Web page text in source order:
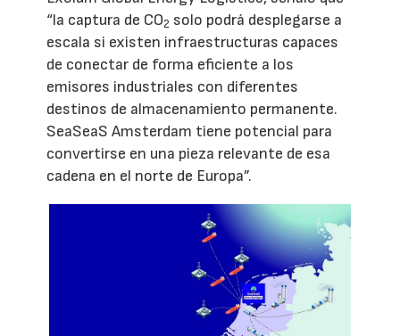
“la captura de CO2 solo podrá desplegarse a
escala si existen infraestructuras capaces
de conectar de forma eficiente a los
emisores industriales con diferentes
destinos de almacenamiento permanente.
SeaSeaS Amsterdam tiene potencial para
convertirse en una pieza relevante de esa
cadena en el norte de Europa”.